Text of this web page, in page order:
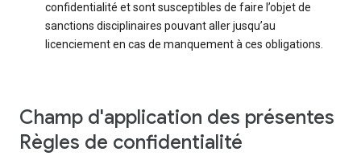
confidentialité et sont susceptibles de faire l’objet de
sanctions disciplinaires pouvant aller jusqu’au
licenciement en cas de manquement à ces obligations.
Champ d'application des présentes
Règles de confidentialité